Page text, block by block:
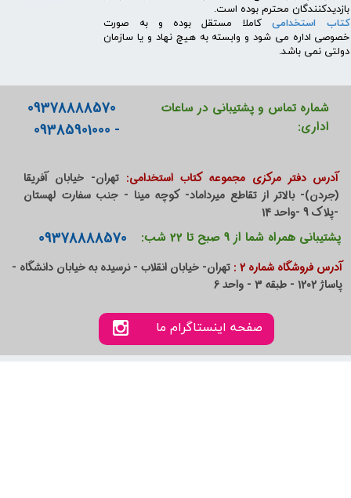
بازدیدکنندگان محترم بوده است.
کتاب استخدامیکاملا مستقل بوده و به صورت
خصوصی اداره می شود و وابسته به هیچ نهاد و یا سازمان
دولتی نمی باشد.
شماره تماس و پشتیبانی در ساعات
اداری:
09378888570
- 09385901000
آدرس دفتر مرکزی مجموعه کتاب استخدامی: تهران- خیابان آفریقا
(جردن)- بالاتر از تقاطع میرداماد- کوچه مینا - جنب سفارت لهستان
-پلاک 9 -واحد 14
صفحه اینستاگرام ما
پشتیبانی همراه شما از 9 صبح تا 22 شب: 09378888570
آدرس فروشگاه شماره 2 :
تهران- خیابان انقلاب - نرسیده به خیابان دانشگاه -
پاساژ 1202 - طبقه 3 - واحد 6